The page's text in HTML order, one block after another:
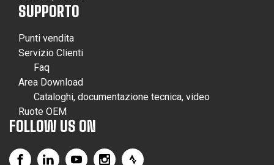
SUPPORTO
Punti vendita
Servizio Clienti
Faq
Area Download
Cataloghi, documentazione tecnica, video
Ruote OEM
FOLLOW US ON